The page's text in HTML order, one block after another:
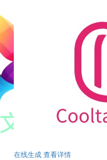
在线生成 查看详情